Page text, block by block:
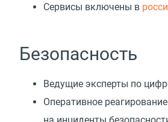
Cервисы включены в
Безопасность
Ведущие эксперты по
Оперативное реагирование
на инциденты